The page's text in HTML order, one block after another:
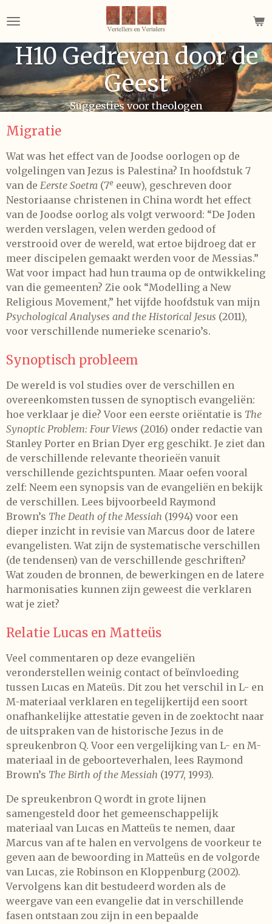
direct
naarH10 Gedreven door de
Geest
Suggesties voor theologen
Migratie
Wat was het effect van de Joodse oorlogen op de
volgelingen van Jezus is Palestina? In hoofdstuk 7
van de Eerste Soetra (7e eeuw), geschreven door
Nestoriaanse christenen in China wordt het effect
van de Joodse oorlog als volgt verwoord: “De Joden
werden verslagen, velen werden gedood of
verstrooid over de wereld, wat ertoe bijdroeg dat er
meer discipelen gemaakt werden voor de Messias.”
Wat voor impact had hun trauma op de ontwikkeling
van die gemeenten? Zie ook “Modelling a New
Religious Movement,” het vijfde hoofdstuk van mijn
Psychological Analyses and the Historical Jesus (2011),
voor verschillende numerieke scenario’s.
Synoptisch probleem
De wereld is vol studies over de verschillen en
overeenkomsten tussen de synoptisch evangeliën:
hoe verklaar je die? Voor een eerste oriëntatie is The
Synoptic Problem: Four Views (2016) onder redactie van
Stanley Porter en Brian Dyer erg geschikt. Je ziet dan
de verschillende relevante theorieën vanuit
verschillende gezichtspunten. Maar oefen vooral
zelf: Neem een synopsis van de evangeliën en bekijk
de verschillen. Lees bijvoorbeeld Raymond
Brown’s The Death of the Messiah (1994) voor een
dieper inzicht in revisie van Marcus door de latere
evangelisten. Wat zijn de systematische verschillen
(de tendensen) van de verschillende geschriften?
Wat zouden de bronnen, de bewerkingen en de latere
harmonisaties kunnen zijn geweest die verklaren
wat je ziet?
Relatie Lucas en Matteüs
Veel commentaren op deze evangeliën
veronderstellen weinig contact of beïnvloeding
tussen Lucas en Mateüs. Dit zou het verschil in L- en
M-materiaal verklaren en tegelijkertijd een soort
onafhankelijke attestatie geven in de zoektocht naar
de uitspraken van de historische Jezus in de
spreukenbron Q. Voor een vergelijking van L- en M-
materiaal in de geboorteverhalen, lees Raymond
Brown’s The Birth of the Messiah (1977, 1993).
De spreukenbron Q wordt in grote lijnen
samengesteld door het gemeenschappelijk
materiaal van Lucas en Matteüs te nemen, daar
Marcus van af te halen en vervolgens de voorkeur te
geven aan de bewoording in Matteüs en de volgorde
van Lucas, zie Robinson en Kloppenburg (2002).
Vervolgens kan dit bestudeerd worden als de
weergave van een evangelie dat in verschillende
fasen ontstaan zou zijn in een bepaalde